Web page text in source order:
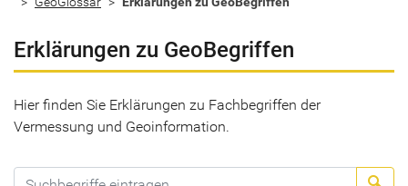
Erklärungen zu GeoBegriffen
Hier finden Sie Erklärungen zu Fachbegriffen der
Vermessung und Geoinformation.